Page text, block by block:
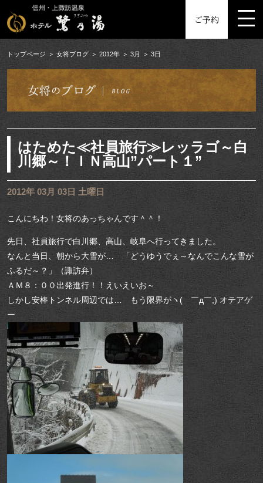
ご予約
トップページ 女将ブログ 2012年 3月 3日
はためた≪社員旅行≫レッラゴ～白
川郷～！ＩＮ高山”パート１”
2012年 03月 03日 土曜日
こんにちわ！女将のあっちゃんです＾＾！
先日、社員旅行で白川郷、高山、岐阜へ行ってきました。
なんと当日、朝から大雪が… 「どうゆうでぇ～なんでこんな雪が
ふるだ～？」（諏訪弁）
ＡＭ８：００出発進行！！えいえいお～
しかし安棒トンネル周辺では… もう限界がヽ( ￣д￣;) オテアゲ
ー